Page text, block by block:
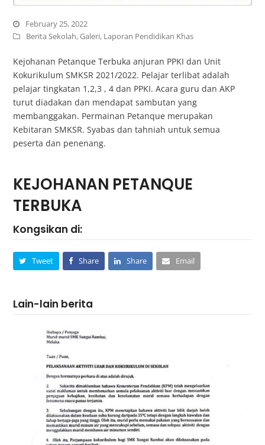
February 25, 2022
Berita Sekolah,Galeri, Laporan Pendidikan Khas
Kejohanan Petanque Terbuka anjuran PPKI dan Unit
Kokurikulum SMKSR 2021/2022. Pelajar terlibat adalah
pelajar tingkatan 1,2,3 , 4 dan PPKI. Acara guru dan AKP
turut diadakan dan mendapat sambutan yang
membanggakan. Permainan Petanque merupakan
Kebitaran SMKSR. Syabas dan tahniah untuk semua
peserta dan penenang.
KEJOHANAN PETANQUE
TERBUKA
Kongsikan di:
Tweet Share Share Email
Lain-lain berita